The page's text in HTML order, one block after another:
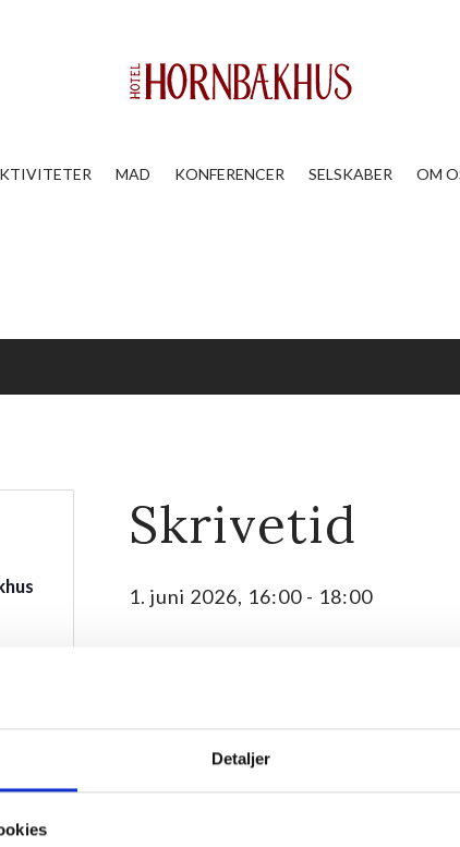
Detaljer
MAD KONFERENCER SELSKABER OM
Skrivetid
1. juni 2026, 16:00 - 18:00